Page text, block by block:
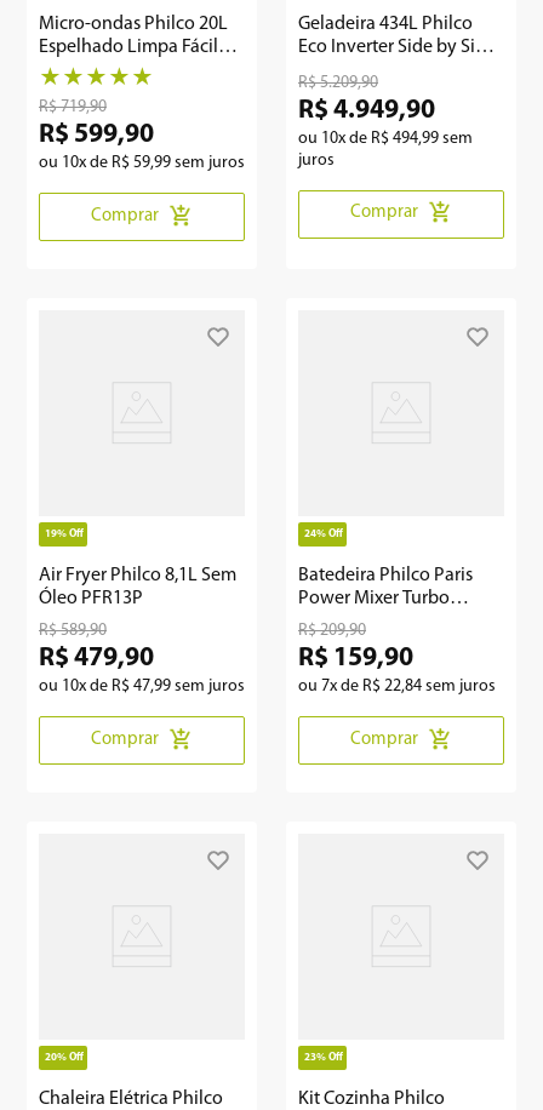
Micro-ondas Philco 20L
Espelhado Limpa Fácil
PMO23E
★ ★ ★ ★ ★
R$ 719,90
R$ 599,90
ou 10x de R$ 59,99 sem juros
Comprar
Geladeira 434L Philco
Eco Inverter Side by Side
PRF535ID
R$ 5.209,90
R$ 4.949,90
ou 10x de R$ 494,99 sem
juros
Comprar
19% Off
Air Fryer Philco 8,1L Sem
Óleo PFR13P
R$ 589,90
R$ 479,90
ou 10x de R$ 47,99 sem juros
Comprar
24% Off
Batedeira Philco Paris
Power Mixer Turbo
Portátil 350W
R$ 209,90
R$ 159,90
ou 7x de R$ 22,84 sem juros
Comprar
20% Off
Chaleira Elétrica Philco
23% Off
Kit Cozinha Philco